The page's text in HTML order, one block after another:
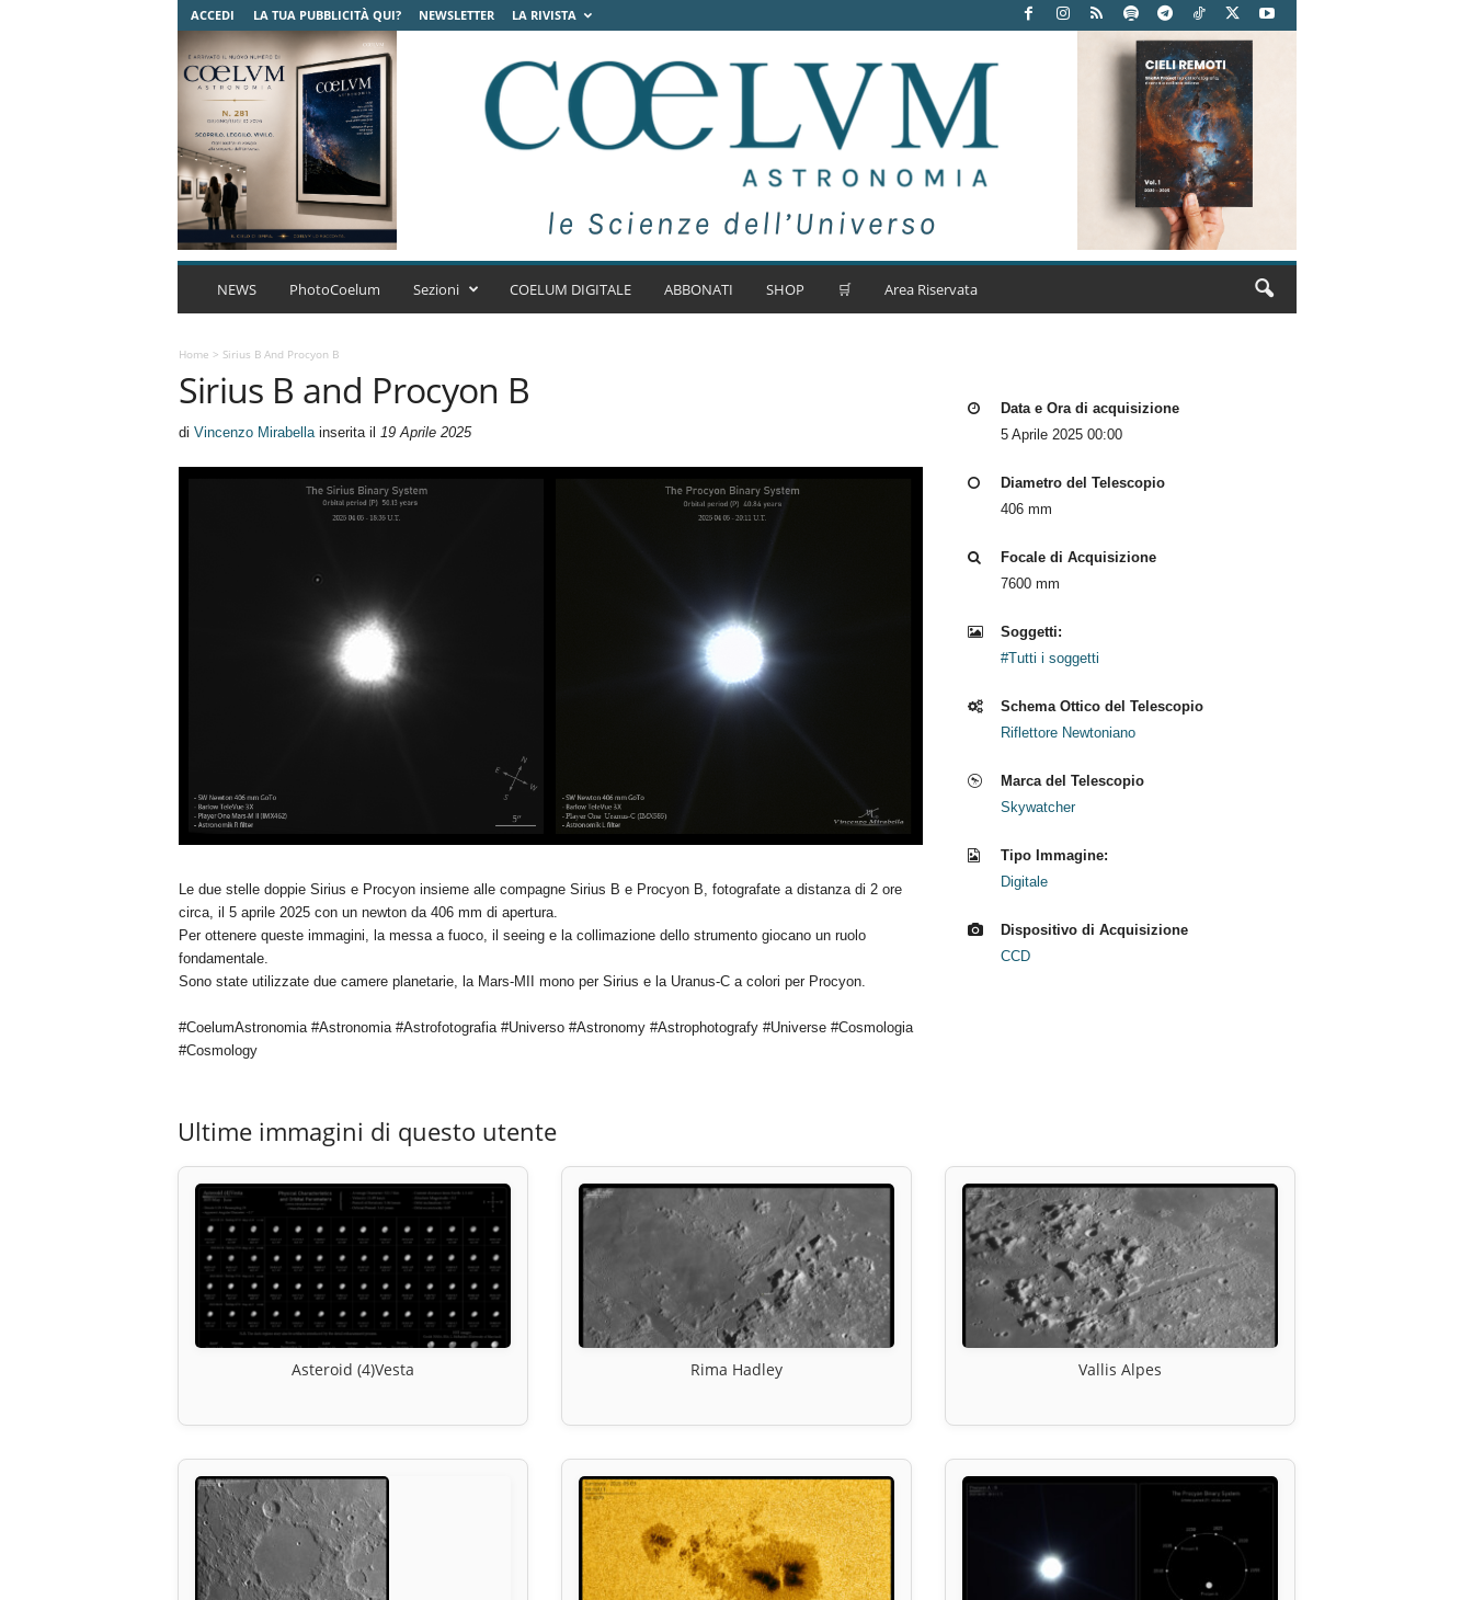
ACCEDI LA TUA PUBBLICITÀ QUI? NEWSLETTER LA RIVISTA
C
r
o
n
NEWS PhotoCoelum Sezioni COELUM DIGITALE ABBONATI SHOP 🛒 Area Riservata
Home > Sirius B And Procyon B
Sirius B and Procyon B
di Vincenzo Mirabellainserita il 19 Aprile 2025
Le due stelle doppie Sirius e Procyon insieme alle compagne Sirius B e Procyon B, fotografate a distanza di 2 ore
circa, il 5 aprile 2025 con un newton da 406 mm di apertura.
Per ottenere queste immagini, la messa a fuoco, il seeing e la collimazione dello strumento giocano un ruolo
fondamentale.
Sono state utilizzate due camere planetarie, la Mars-MII mono per Sirius e la Uranus-C a colori per Procyon.
#CoelumAstronomia #Astronomia #Astrofotografia #Universo #Astronomy #Astrophotografy #Universe #Cosmologia
#Cosmology
Data e Ora di acquisizione
5 Aprile 2025 00:00
Diametro del Telescopio
406 mm
Focale di Acquisizione
7600 mm
Soggetti:
#Tutti i soggetti
Schema Ottico del Telescopio
Riflettore Newtoniano
Marca del Telescopio
Skywatcher
Tipo Immagine:
Digitale
Dispositivo di Acquisizione
CCD
Ultime immagini di questo utente
Asteroid (4)Vesta Rima Hadley Vallis Alpes